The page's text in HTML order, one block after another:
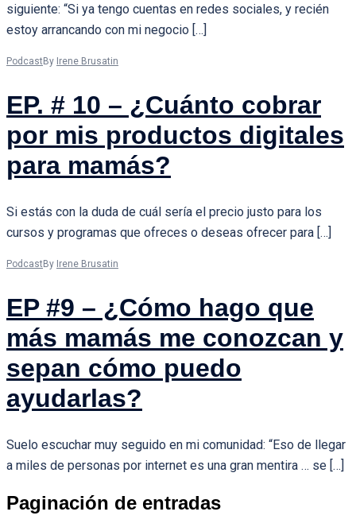
siguiente: “Si ya tengo cuentas en redes sociales, y recién
estoy arrancando con mi negocio […]
PodcastBy Irene Brusatin
EP. # 10 – ¿Cuánto cobrar
por mis productos digitales
para mamás?
Si estás con la duda de cuál sería el precio justo para los
cursos y programas que ofreces o deseas ofrecer para […]
PodcastBy Irene Brusatin
EP #9 – ¿Cómo hago que
más mamás me conozcan y
sepan cómo puedo
ayudarlas?
Suelo escuchar muy seguido en mi comunidad: “Eso de llegar
a miles de personas por internet es una gran mentira … se […]
Paginación de entradas